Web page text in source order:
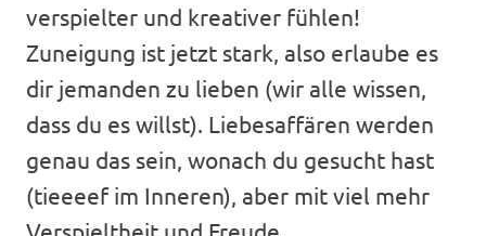
verspielter und kreativer fühlen!
Zuneigung ist jetzt stark, also erlaube es
dir jemanden zu lieben (wir alle wissen,
dass du es willst). Liebesaffären werden
genau das sein, wonach du gesucht hast
(tieeeef im Inneren), aber mit viel mehr
Verspieltheit und Freude.